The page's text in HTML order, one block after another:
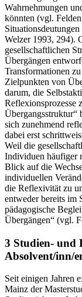
Wahrnehmungen
könnten (vgl.
Welzer 1993, 294).
gesellschaftlichen
Übergängen
Transformationen
Zielpunkten von
darum, die
Reflexionsprozesse
Übergangsstruktur“
sich zunehmend
dabei erst
Weil die
Individuen häufiger
Blick auf die
individuellen
die Reflexivität zu
entweder bereits im
pädagogische
Übergängen“ (vgl.
3 Studien- und
Absolvent/inn/
Seit einigen Jahren
Mainz der